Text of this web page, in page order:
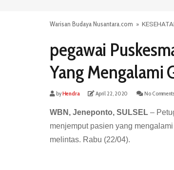
Warisan Budaya Nusantara.com »
pegawai
Yang Mengalami
byHendra April 22, 2020 No
WBN, Jeneponto, SULSEL –
menjemput pasien yang
melintas. Rabu (22/04).